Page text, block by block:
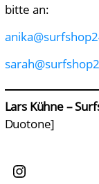
bitte an:
Lars Kühne –
Duotone]
Instagram